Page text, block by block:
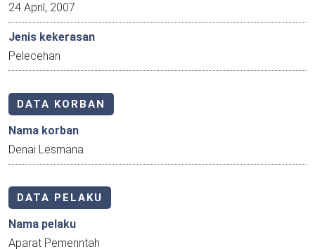
24 April, 2007
Jenis kekerasan
Pelecehan
DATA KORBAN
Nama korban
Denai Lesmana
DATA PELAKU
Nama pelaku
Aparat Pemerintah